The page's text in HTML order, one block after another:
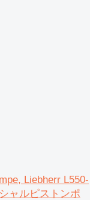
Liebherr L550-
ャルピストンポ